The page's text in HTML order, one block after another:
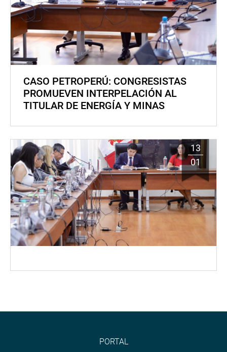
CASO PETROPERÚ: CONGRESISTAS
PROMUEVEN INTERPELACIÓN AL
TITULAR DE ENERGÍA Y MINAS
13
01
PORTAL